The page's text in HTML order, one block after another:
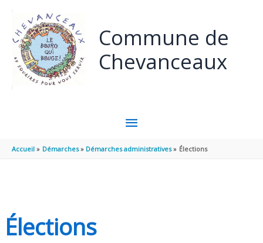
Commune de
Chevanceaux
MENU
PRINCIPAL
Accueil Démarches Démarches administratives Élections
Élections